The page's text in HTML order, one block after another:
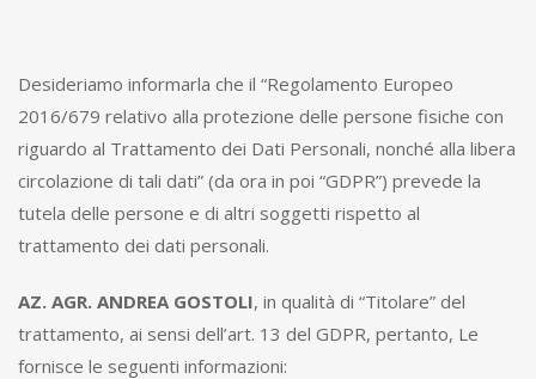
Desideriamo informarla che il “Regolamento Europeo
2016/679 relativo alla protezione delle persone fisiche con
riguardo al Trattamento dei Dati Personali, nonché alla libera
circolazione di tali dati” (da ora in poi “GDPR”) prevede la
tutela delle persone e di altri soggetti rispetto al
trattamento dei dati personali.
AZ. AGR. ANDREA GOSTOLI, in qualità di “Titolare” del
trattamento, ai sensi dell’art. 13 del GDPR, pertanto, Le
fornisce le seguenti informazioni: